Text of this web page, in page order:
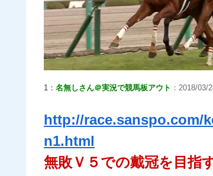
1： 名無しさん＠実況で競馬板アウト ：2018/03/
http://race.sanspo.com/
n1.html
無敗Ｖ５での戴冠を目指